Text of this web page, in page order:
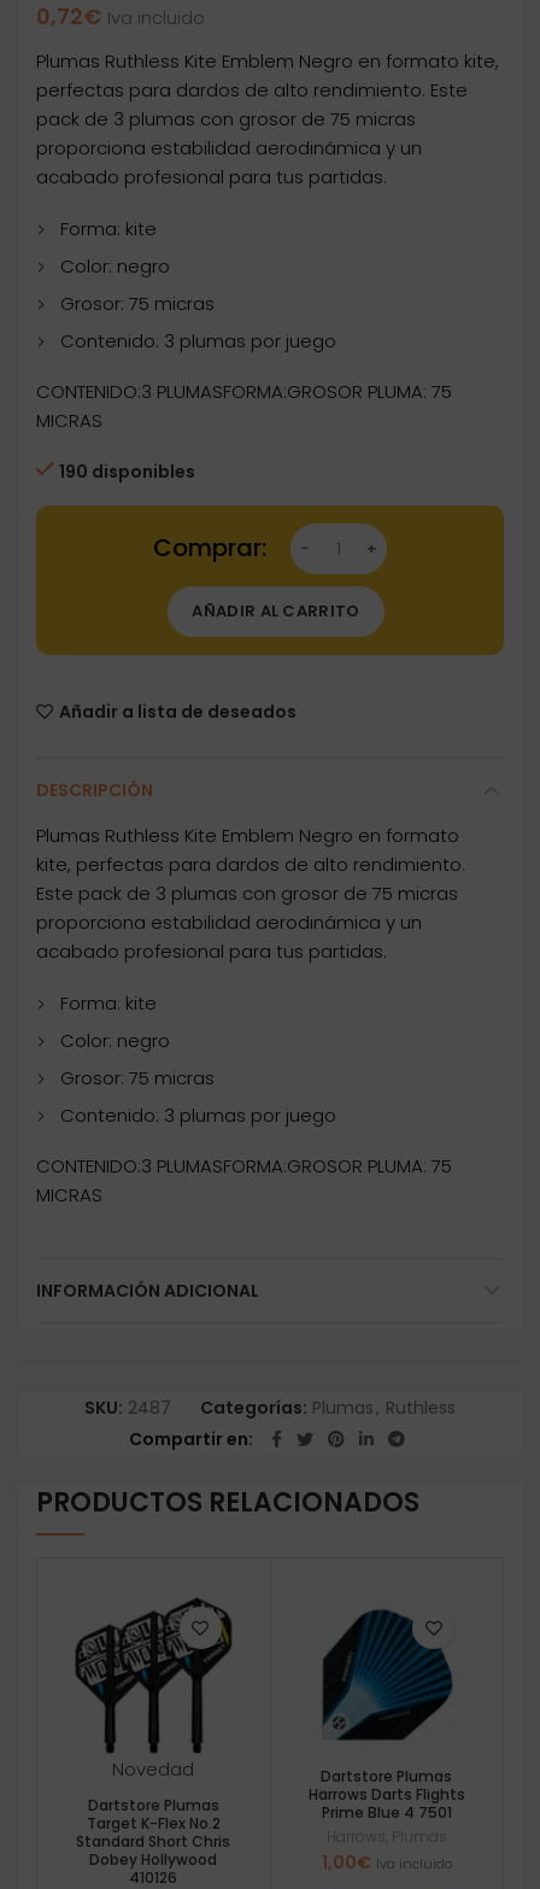
0,72€ Iva incluido
Plumas Ruthless Kite Emblem Negro en formato kite,
perfectas para dardos de alto rendimiento. Este
pack de 3 plumas con grosor de 75 micras
proporciona estabilidad aerodinámica y un
acabado profesional para tus partidas.
Forma: kite
Color: negro
Grosor: 75 micras
Contenido: 3 plumas por juego
CONTENIDO:3 PLUMASFORMA:GROSOR PLUMA: 75
MICRAS
190 disponibles
Dartstore Plumas Ruthless Kite Emblem
AÑADIR AL CARRITO
Añadir a lista de deseados
DESCRIPCIÓN
Plumas Ruthless Kite Emblem Negro en formato
kite, perfectas para dardos de alto rendimiento.
Este pack de 3 plumas con grosor de 75 micras
proporciona estabilidad aerodinámica y un
acabado profesional para tus partidas.
Forma: kite
Color: negro
Grosor: 75 micras
Contenido: 3 plumas por juego
CONTENIDO:3 PLUMASFORMA:GROSOR PLUMA: 75
MICRAS
INFORMACIÓN ADICIONAL
SKU: 2487 Categorías: Plumas, Ruthless
Compartir en
PRODUCTOS RELACIONADOS
Novedad
Dartstore Plumas
Target K-Flex No.2
Standard Short Chris
Dobey Hollywood
410126
Dartstore Plumas
Harrows Darts Flights
Prime Blue 4 7501
Harrows Plumas
1,00€ Iva incluido